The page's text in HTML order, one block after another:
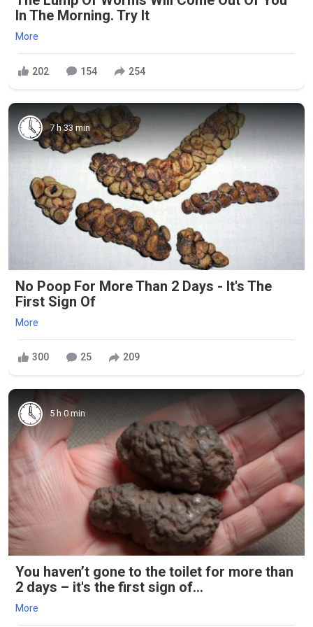
In The Morning. Try It
More
202 154 254
7 h 33 min
No Poop For More Than 2 Days - It's The
First Sign Of
More
300 25 209
5 h 0 min
You haven’t gone to the toilet for more than
2 days – it's the first sign of...
More